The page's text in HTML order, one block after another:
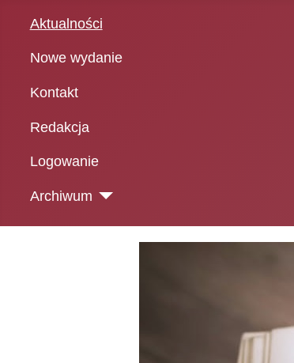
Aktualności
Nowe wydanie
Kontakt
Redakcja
Logowanie
Archiwum